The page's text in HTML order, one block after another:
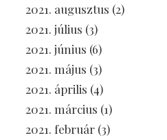
2021. augusztus (2)
2021. július (3)
2021. június (6)
2021. május (3)
2021. április (4)
2021. március (1)
2021. február (3)